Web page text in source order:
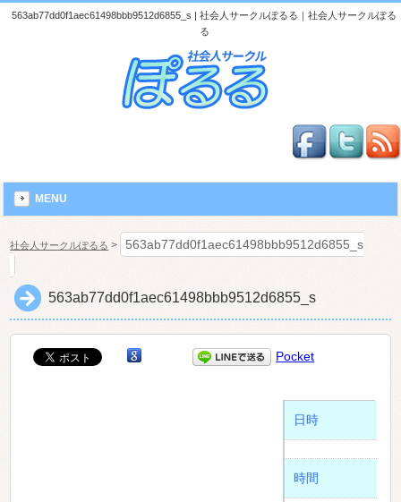
563ab77dd0f1aec61498bbb9512d6855_s | 社会人サークルぽるる｜社会人サークルぽる
る
MENU
社会人サークルぽるる > 563ab77dd0f1aec61498bbb9512d6855_s
563ab77dd0f1aec61498bbb9512d6855_s
Pocket
日時
時間